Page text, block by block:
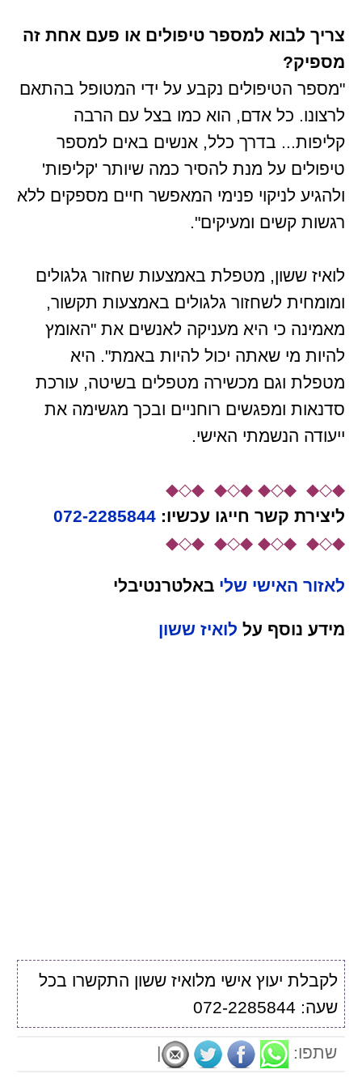
צריך לבוא למספר טיפולים או פעם אחת זה
מספיק?
"מספר הטיפולים נקבע על ידי המטופל בהתאם
לרצונו. כל אדם, הוא כמו בצל עם הרבה
קליפות... בדרך כלל, אנשים באים למספר
טיפולים על מנת להסיר כמה שיותר 'קליפות'
ולהגיע לניקוי פנימי המאפשר חיים מספקים ללא
רגשות קשים ומעיקים".
לואיז ששון, מטפלת באמצעות שחזור גלגולים
ומומחית לשחזור גלגולים באמצעות תקשור,
מאמינה כי היא מעניקה לאנשים את "האומץ
להיות מי שאתה יכול להיות באמת". היא
מטפלת וגם מכשירה מטפלים בשיטה, עורכת
סדנאות ומפגשים רוחניים ובכך מגשימה את
ייעודה הנשמתי האישי.
◆◇◆ ◆◇◆ ◆◇◆ ◆◇◆
ליצירת קשרחייגו עכשיו: 072-2285844
◆◇◆ ◆◇◆ ◆◇◆ ◆◇◆
לאזור האישי שלי באלטרנטיבלי
מידע נוסף על לואיז ששון
לקבלת יעוץ אישי מלואיז ששון התקשרו בכל
שעה: 072-2285844
שתפו: |